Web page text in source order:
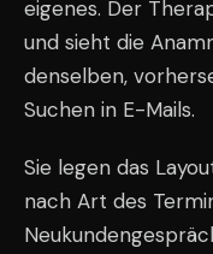
eigenes. Der
und sieht die
denselben,
Suchen in E-Mails.
Sie legen das
nach Art des